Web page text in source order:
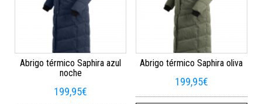
Abrigo térmico Saphira azul
noche
199,95€
Abrigo térmico Saphira oliva
199,95€